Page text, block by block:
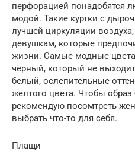
перфорацией понадобятся
модой. Такие куртки с
лучшей циркуляции
девушкам, которые
жизни. Самые модные цвета
черный, который не
белый, ослепительные
желтого цвета. Чтобы
рекомендую посомтреть
выбрать что-то для себя.
Плащи